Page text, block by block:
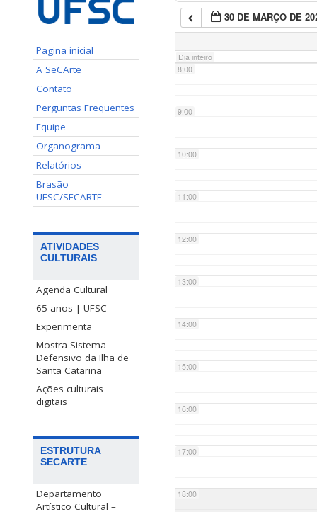
Pagina inicial
A SeCArte
Contato
Perguntas Frequentes
Equipe
Organograma
Relatórios
Brasão
UFSC/SECARTE
ATIVIDADES
CULTURAIS
Agenda Cultural
65 anos | UFSC
Experimenta
Mostra Sistema
Defensivo da Ilha de
Santa Catarina
Ações culturais
digitais
ESTRUTURA
SECARTE
Departamento
Artístico Cultural –
30 DE MARÇO DE
Dia inteiro
7:00
8:00
9:00
10:00
11:00
12:00
13:00
14:00
15:00
16:00
17:00
18:00